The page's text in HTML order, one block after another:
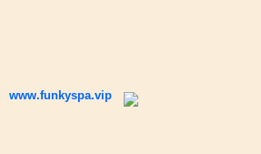
www.funkyspa.vip